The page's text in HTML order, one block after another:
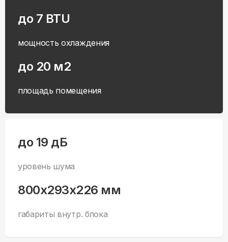
до 7 BTU
мощность охлаждения
до 20 м2
площадь помещения
до 19 дБ
уровень шума
800x293x226 мм
габариты внутр. блока